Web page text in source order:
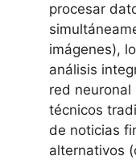
procesar
imágenes),
análisis
red
técnicos
de noticias
alternativos